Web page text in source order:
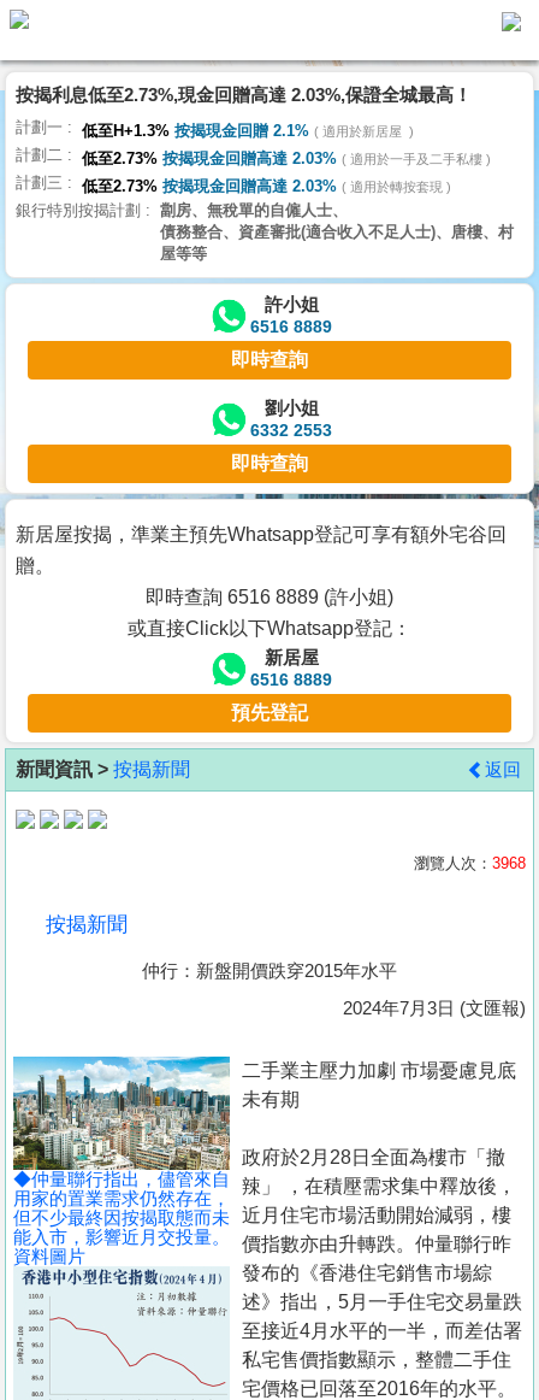
代
理
主
頁
搵
樓/
交
業
主
宅
谷
按
客
地
產
置
業
手
冊
關
於
我
們
按揭利息低至2.73%,現金回贈高達 2.03%,保證全城最高！
計劃一 低至H+1.3% 按揭現金回贈 2.1% 適用於新居屋
計劃二 低至2.73% 按揭現金回贈高達 2.03% 適用於一手及二手私樓
計劃三 低至2.73% 按揭現金回贈高達 2.03% 適用於轉按套現
銀行特別按揭計劃
劏房、無稅單的自僱人士、
債務整合、資產審批(適合收入不足人士)、唐樓、村
屋等等
許小姐
6516 8889
即時查詢
劉小姐
6332 2553
即時查詢
新居屋按揭，準業主預先Whatsapp登記可享有額外宅谷回
贈。
即時查詢 6516 8889 (許小姐)
或直接Click以下Whatsapp登記：
新居屋
6516 8889
預先登記
新聞資訊 > 按揭新聞 返回
瀏覽人次： 3968
按揭新聞
仲行：新盤開價跌穿2015年水平
2024年7月3日 (文匯報)
◆仲量聯行指出，儘管來自
用家的置業需求仍然存在，
但不少最終因按揭取態而未
能入市，影響近月交投量。
資料圖片
二手業主壓力加劇 市場憂慮見底
未有期
政府於2月28日全面為樓市「撤
辣」 ，在積壓需求集中釋放後，
近月住宅市場活動開始減弱，樓
價指數亦由升轉跌。仲量聯行昨
發布的《香港住宅銷售市場綜
述》指出，5月一手住宅交易量跌
至接近4月水平的一半，而差估署
私宅售價指數顯示，整體二手住
宅價格已回落至2016年的水平。